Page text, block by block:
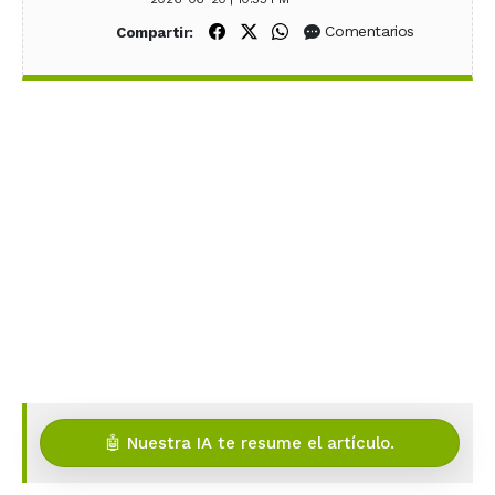
Compartir: Compartir en Facebook
Compartir en X (Twitter)
Compartir en WhatsApp
Comentarios
🤖 Nuestra IA te resume el artículo.